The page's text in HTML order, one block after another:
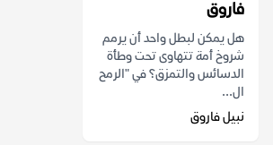
فاروق
هل يمكن لبطل واحد أن يرمم
شروخ أمة تتهاوى تحت وطأة
الدسائس والتمزق؟ في "الرمح
ال...
نبيل فاروق